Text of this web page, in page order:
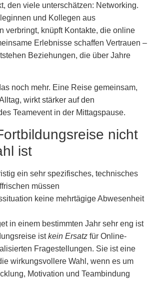
den viele unterschätzen: Networking.
und Kollegen aus
verbringt, knüpft Kontakte, die online
Erlebnisse schaffen Vertrauen –
Beziehungen, die über Jahre
noch mehr. Eine Reise gemeinsam,
wirkt stärker auf den
Teamevent in der Mittagspause.
nicht
ist
ein sehr spezifisches, technisches
müssen
keine mehrtägige Abwesenheit
in einem bestimmten Jahr sehr eng ist
istkein Ersatz für Online-
Fragestellungen. Sie ist eine
wirkungsvollere Wahl, wenn es um
Motivation und Teambindung